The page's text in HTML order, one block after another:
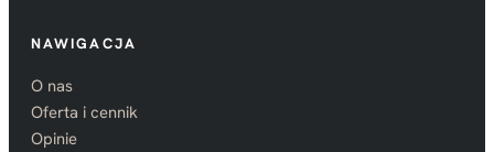
NAWIGACJA
O nas
Oferta i cennik
Opinie